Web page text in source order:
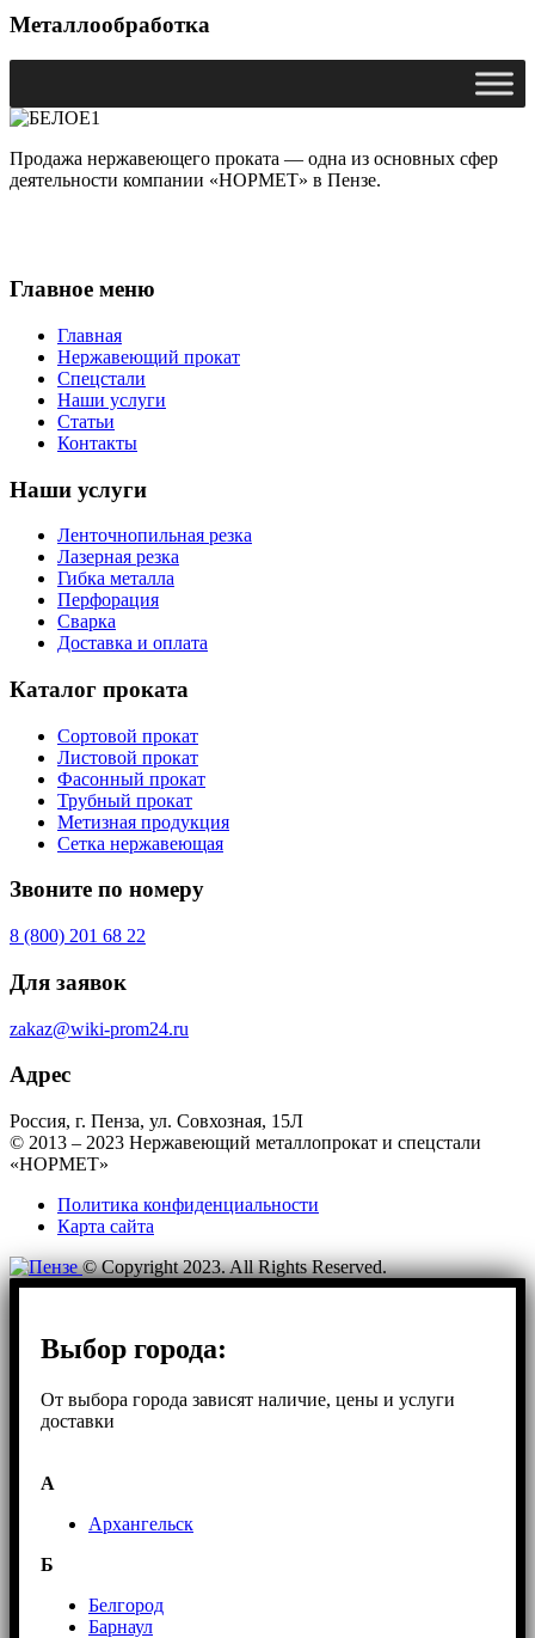
Металлообработка
Продажа нержавеющего проката — одна из основных сфер
деятельности компании «НОРМЕТ» в Пензе.
Главное меню
Главная
Нержавеющий прокат
Спецстали
Наши услуги
Статьи
Контакты
Наши услуги
Ленточнопильная резка
Лазерная резка
Гибка металла
Перфорация
Сварка
Доставка и оплата
Каталог проката
Сортовой прокат
Листовой прокат
Фасонный прокат
Трубный прокат
Метизная продукция
Сетка нержавеющая
Звоните по номеру
8 (800) 201 68 22
Для заявок
zakaz@wiki-prom24.ru
Адрес
Россия, г. Пенза, ул. Совхозная, 15Л
© 2013 – 2023 Нержавеющий металлопрокат и спецстали
«НОРМЕТ»
Политика конфиденциальности
Карта сайта
© Copyright 2023. All Rights Reserved.
Выбор города:
От выбора города зависят наличие, цены и услуги
доставки
А
Архангельск
Б
Белгород
Барнаул